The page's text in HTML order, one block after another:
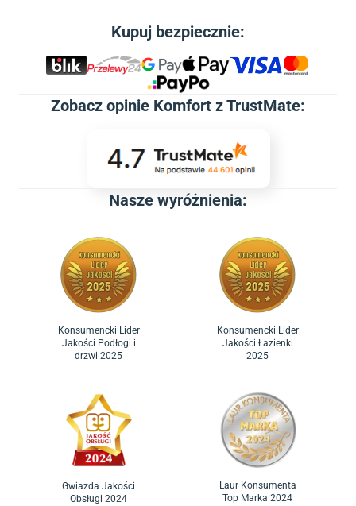
Kupuj bezpiecznie:
Zobacz opinie Komfort z TrustMate:
Nasze wyróżnienia:
Konsumencki Lider
Jakości Podłogi i
drzwi 2025
Konsumencki Lider
Jakości Łazienki
2025
Gwiazda Jakości
Obsługi 2024
Laur Konsumenta
Top Marka 2024